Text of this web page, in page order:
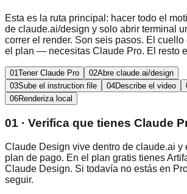
Esta es la ruta principal: hacer todo el
de claude.ai/design y solo abrir terminal
correr el render. Son seis pasos. El
el plan — necesitas Claude Pro. El resto
01Tener Claude Pro 02Abre claude.ai/design
03Sube el instruction file 04Describe el video
06Renderiza local
01 · Verifica que tienes Claude
Claude Design vive dentro de claude.ai y
plan de pago. En el plan gratis tienes
Claude Design. Si todavía no estás en
seguir.